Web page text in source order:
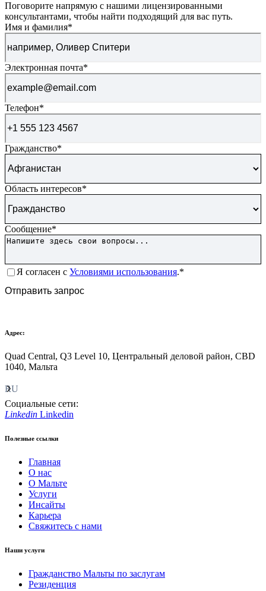
Поговорите напрямую с нашими лицензированными
консультантами, чтобы найти подходящий для вас путь.
Имя и фамилия*
Электронная почта*
Телефон*
Гражданство*
Область интересов*
Сообщение*
Согласие*
Я согласен с Условиями использования.*
Отправить запрос
Адрес:
Quad Central, Q3 Level 10, Центральный деловой район, CBD
1040, Мальта
RU
Социальные сети:
Linkedin Linkedin
Полезные ссылки
Главная
О нас
О Мальте
Услуги
Инсайты
Карьера
Свяжитесь с нами
Наши услуги
Гражданство Мальты по заслугам
Резиденция